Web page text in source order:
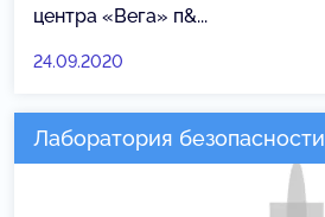
центра «Вега» п&...
24.09.2020
Лаборатория безопасности